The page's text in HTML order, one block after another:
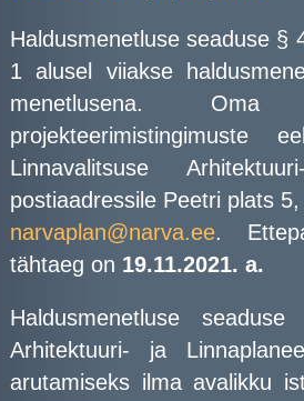
Haldusmenetluse seaduse §
1 alusel viiakse
menetlusena.
Linnavalitsuse
postiaadressile Peetri plats
narvaplan@narva.ee.
tähtaeg on 19.11.2021. a.
Haldusmenetluse
Arhitektuuri- ja
arutamiseks ilma avalikku